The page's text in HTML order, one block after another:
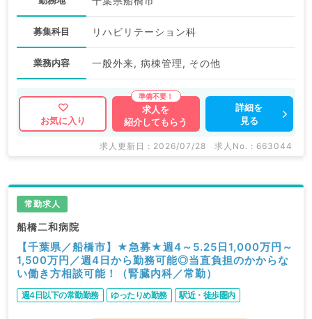
募集科目 リハビリテーション科
業務内容 一般外来, 病棟管理, その他
お気に入り
求人を
紹介してもらう
詳細を
見る
求人更新日 : 2026/07/28 求人No. : 663044
常勤求人
船橋二和病院
【千葉県／船橋市】★急募★週4～5.25日1,000万円～
1,500万円／週4日から勤務可能◎当直負担のかからな
い働き方相談可能！（腎臓内科／常勤）
週4日以下の常勤勤務 ゆったりめ勤務 駅近・徒歩圏内